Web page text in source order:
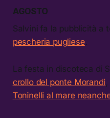
AGOSTO
Salvini fa la pubblicità a
pescheria pugliese.
La festa in discoteca di
crollo del ponte Morandi
Toninelli al mare